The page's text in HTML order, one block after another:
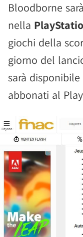
Bloodborne
nella
giochi della
giorno del
sarà
abbonati al